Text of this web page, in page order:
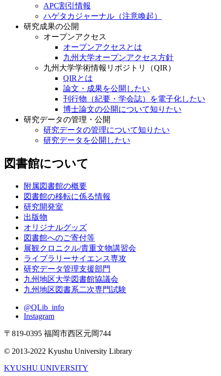
APC割引情報
ハゲタカジャーナル（注意喚起）
研究成果の公開
オープンアクセス
オープンアクセスとは
九州大学オープンアクセス方針
九州大学学術情報リポジトリ（QIR）
QIRとは
論文・成果を公開したい
刊行物（紀要・学会誌）を電子化したい
博士論文の公開について知りたい
研究データの管理・公開
研究データの管理について知りたい
研究データを公開したい
図書館について
附属図書館の概要
図書館の移転に係る情報
研究開発室
出版物
オリジナルグッズ
図書館へのご寄付等
展観クロニクル/貴重文物講習会
ライブラリーサイエンス専攻
研究データ管理支援部門
九州地区大学図書館協議会
九州地区図書系二次専門試験
@QLib_info
Instagram
〒819-0395 福岡市西区元岡744
© 2013-2022 Kyushu University Library
KYUSHU UNIVERSITY